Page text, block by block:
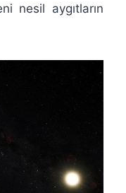
nesil aygıtların